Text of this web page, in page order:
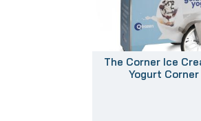
The Corner Ice
Yogurt Corner